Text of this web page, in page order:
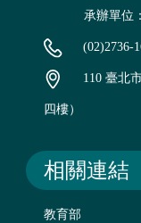
承辦單位
(02)2736-
110 臺北
四樓）
相關連結
教育部